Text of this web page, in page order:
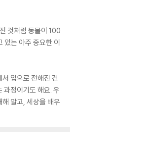
것처럼 동물이 100
있는 아주 중요한 이
입으로 전해진 건
과정이기도 해요. 우
알고, 세상을 배우